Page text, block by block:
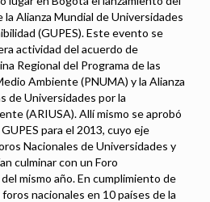
Alianza Mundial de Universidades
(GUPES). Este evento se
actividad del acuerdo de
Regional del Programa de las
Ambiente (PNUMA) y la Alianza
de Universidades por la
(ARIUSA). Allí mismo se aprobó
para el 2013, cuyo eje
Nacionales de Universidades y
culminar con un Foro
mismo año. En cumplimiento de
nacionales en 10 países de la